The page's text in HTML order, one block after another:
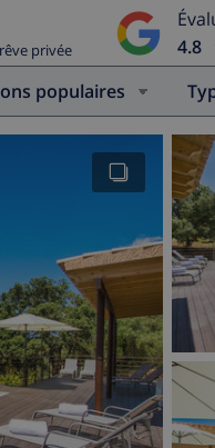
privée
4.8
populaires